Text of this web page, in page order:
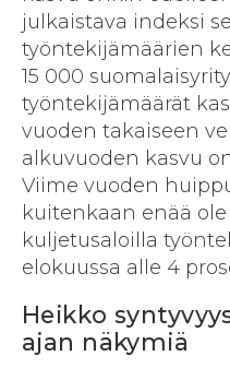
julkaistava indeksi
työntekijämäärien
15 000
työntekijämäärät
vuoden takaiseen
alkuvuoden kasvu
Viime vuoden
kuitenkaan enää
kuljetusaloilla
elokuussa alle 4
Heikko
ajan näkymiä